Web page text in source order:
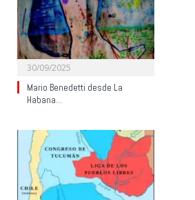
30/09/2025
Mario Benedetti desde La
Habana…